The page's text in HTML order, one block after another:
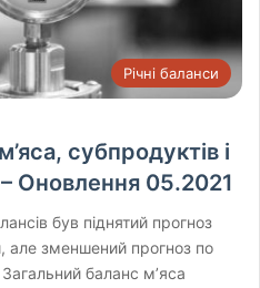
Річні баланси
субпродуктів і
Оновлення 05.2021
був піднятий прогноз
але зменшений прогноз по
Загальний баланс м’яса